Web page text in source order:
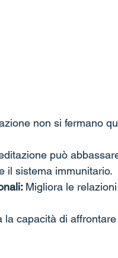
non si fermano
può
il sistema immunitario.
Migliora le
la capacità di